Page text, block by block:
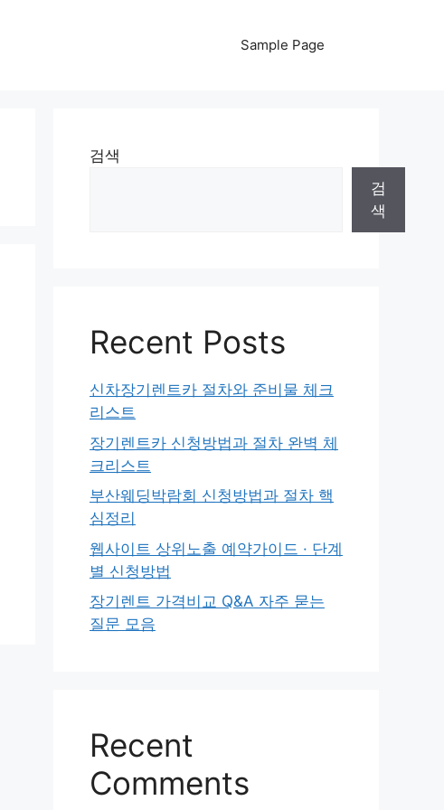
Sample Page
검색
검
색
Recent Posts
신차장기렌트카 절차와 준비물 체크
리스트
장기렌트카 신청방법과 절차 완벽 체
크리스트
부산웨딩박람회 신청방법과 절차 핵
심정리
웹사이트 상위노출 예약가이드 · 단계
별 신청방법
장기렌트 가격비교 Q&A 자주 묻는
질문 모음
Recent
Comments